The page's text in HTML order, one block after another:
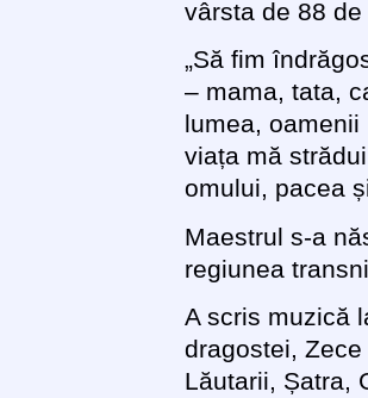
vârsta de 88
„Să fim
– mama, tata,
lumea,
viața mă
omului, pacea
Maestrul s-a
regiunea
A scris muzică
dragostei,
Lăutarii, Șatra,